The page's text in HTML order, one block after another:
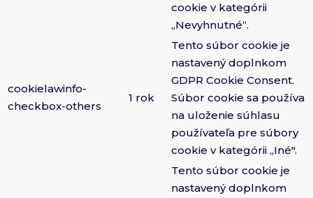
cookie v kategórii
„Nevyhnutné“.
cookielawinfo-
checkbox-others
1 rok
Tento súbor cookie je
nastavený doplnkom
GDPR Cookie Consent.
Súbor cookie sa používa
na uloženie súhlasu
používateľa pre súbory
cookie v kategórii „Iné".
Tento súbor cookie je
nastavený doplnkom